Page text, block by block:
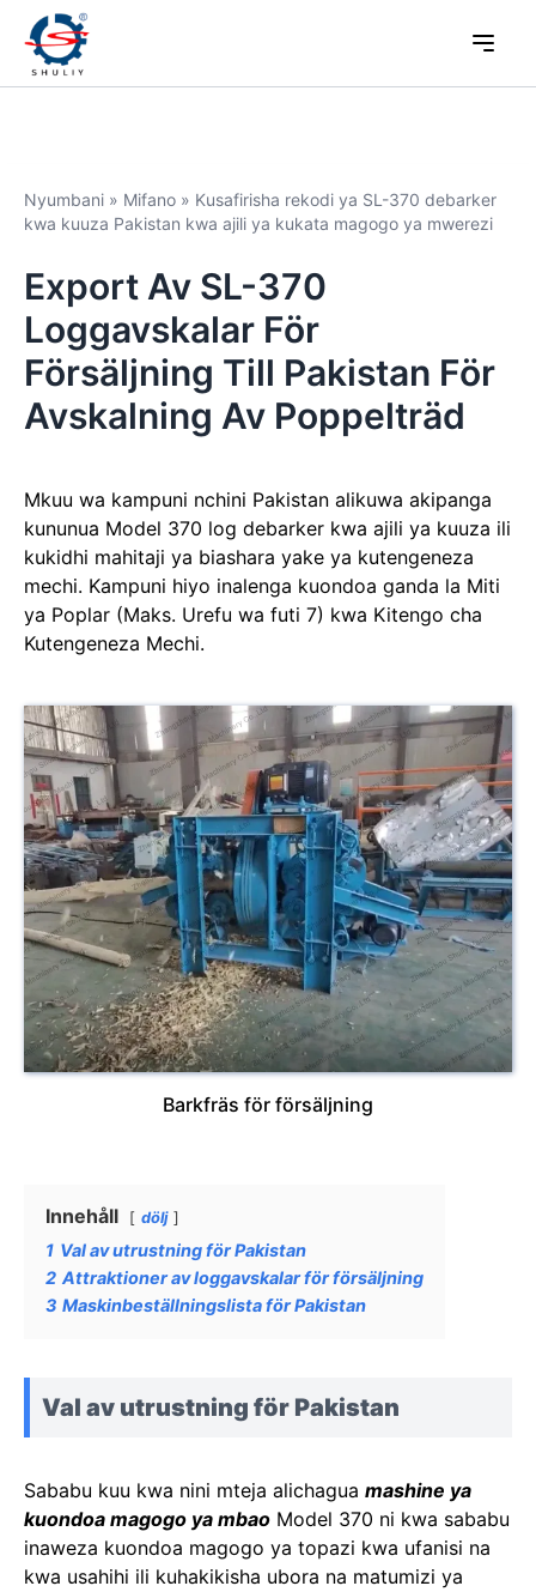
Nyumbani » Mifano » Kusafirisha rekodi ya SL-370 debarker
kwa kuuza Pakistan kwa ajili ya kukata magogo ya mwerezi
Export Av SL-370
Loggavskalar För
Försäljning Till Pakistan För
Avskalning Av Poppelträd
Mkuu wa kampuni nchini Pakistan alikuwa akipanga
kununua Model 370 log debarker kwa ajili ya kuuza ili
kukidhi mahitaji ya biashara yake ya kutengeneza
mechi. Kampuni hiyo inalenga kuondoa ganda la Miti
ya Poplar (Maks. Urefu wa futi 7) kwa Kitengo cha
Kutengeneza Mechi.
Barkfräs för försäljning
Innehåll dölj
1 Val av utrustning för Pakistan
2 Attraktioner av loggavskalar för försäljning
3 Maskinbeställningslista för Pakistan
Val av utrustning för Pakistan
Sababu kuu kwa nini mteja alichagua mashine ya
kuondoa magogo ya mbao Model 370 ni kwa sababu
inaweza kuondoa magogo ya topazi kwa ufanisi na
kwa usahihi ili kuhakikisha ubora na matumizi ya